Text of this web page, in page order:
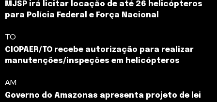
MJSP irá licitar locação de até 26 helicópteros
para Polícia Federal e Força Nacional
TO
CIOPAER/TO recebe autorização para realizar
manutenções/inspeções em helicópteros
AM
Governo do Amazonas apresenta projeto de lei